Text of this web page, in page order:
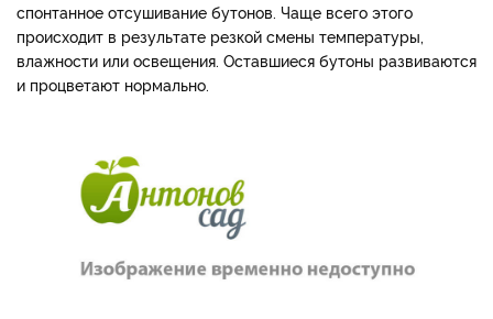
спонтанное отсушивание бутонов. Чаще всего этого
происходит в результате резкой смены температуры,
влажности или освещения. Оставшиеся бутоны развиваются
и процветают нормально.